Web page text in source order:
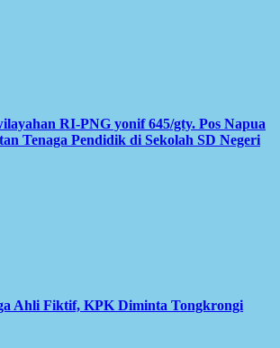
RI-PNG yonif 645/gty. Pos Napua
Tenaga Pendidik di Sekolah SD Negeri
Ahli Fiktif, KPK Diminta Tongkrongi